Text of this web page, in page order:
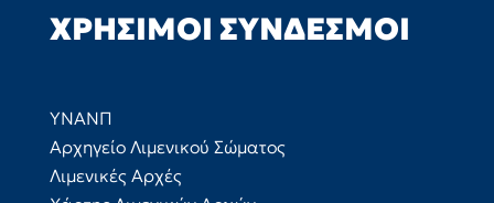
ΧΡΉΣΙΜΟΙ ΣΎΝΔΕΣΜΟΙ
ΥΝΑΝΠ
Αρχηγείο Λιμενικού Σώματος
Λιμενικές Αρχές